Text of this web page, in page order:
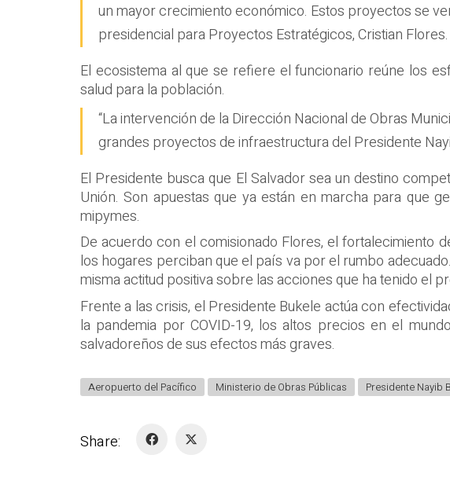
un mayor crecimiento económico. Estos proyectos se
presidencial para Proyectos Estratégicos, Cristian Flores.
El ecosistema al que se refiere el funcionario reúne los
salud para la población.
“La intervención de la Dirección Nacional de Obras
grandes proyectos de infraestructura del Presidente
El Presidente busca que El Salvador sea un destino
Unión. Son apuestas que ya están en marcha para que
mipymes.
De acuerdo con el comisionado Flores, el fortalecimiento
los hogares perciban que el país va por el rumbo
misma actitud positiva sobre las acciones que ha tenido el
Frente a las crisis, el Presidente Bukele actúa con
la pandemia por COVID-19, los altos precios en el
salvadoreños de sus efectos más graves.
Aeropuerto del Pacífico Ministerio de Obras Públicas Presidente Nayib
Share: